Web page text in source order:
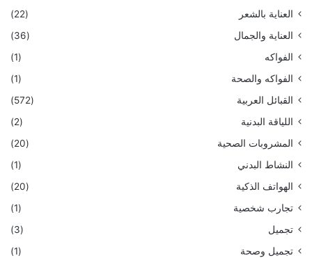
العناية بالشعر
(22)
العناية والجمال
(36)
الفواكه
(1)
الفواكه والصحة
(1)
القبائل العربية
(572)
اللياقة البدنية
(2)
المشروبات الصحية
(20)
النشاط البدني
(1)
الهواتف الذكية
(20)
تجارب شخصية
(1)
تجميل
(3)
تجميل وصحة
(1)